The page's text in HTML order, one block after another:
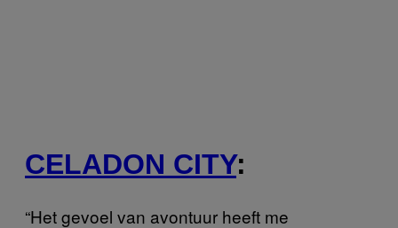
CELADON CITY:
“Het gevoel van avontuur heeft me